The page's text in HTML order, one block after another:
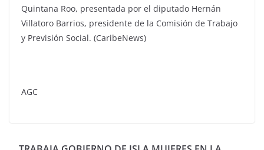
Quintana Roo, presentada por el diputado Hernán
Villatoro Barrios, presidente de la Comisión de Trabajo
y Previsión Social. (CaribeNews)
AGC